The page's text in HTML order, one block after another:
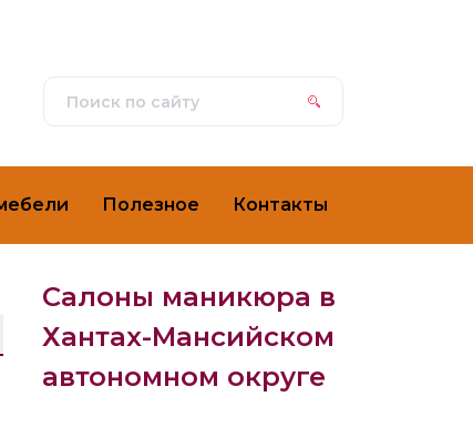
Полезное Контакты
Салоны маникюра в
Хантах-Мансийском
автономном округе